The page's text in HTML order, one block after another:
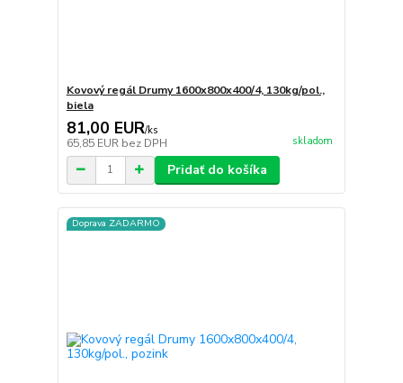
Kovový regál Drumy 1600x800x400/4, 130kg/pol.,
biela
81,00 EUR/ks
65,85 EUR bez DPH skladom
Pridať do košíka
Doprava ZADARMO